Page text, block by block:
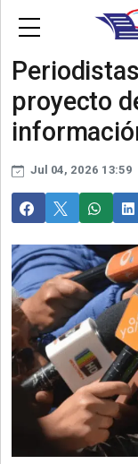
Skip to main content
Contactanos
proyecto
Jul 04, 2026 13:59